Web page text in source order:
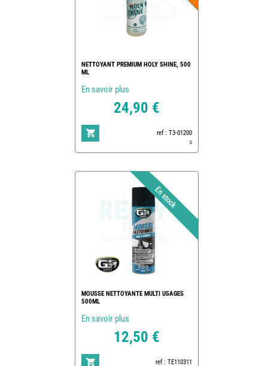
NETTOYANT PREMIUM HOLY SHINE, 500
ML
En savoir plus
24,90 €
ref : T3-01200
0
MOUSSE NETTOYANTE MULTI USAGES
500ML
En savoir plus
12,50 €
ref : TE110311